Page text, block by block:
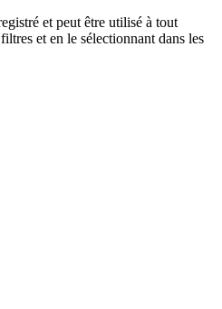
et peut être utilisé à tout
et en le sélectionnant dans les